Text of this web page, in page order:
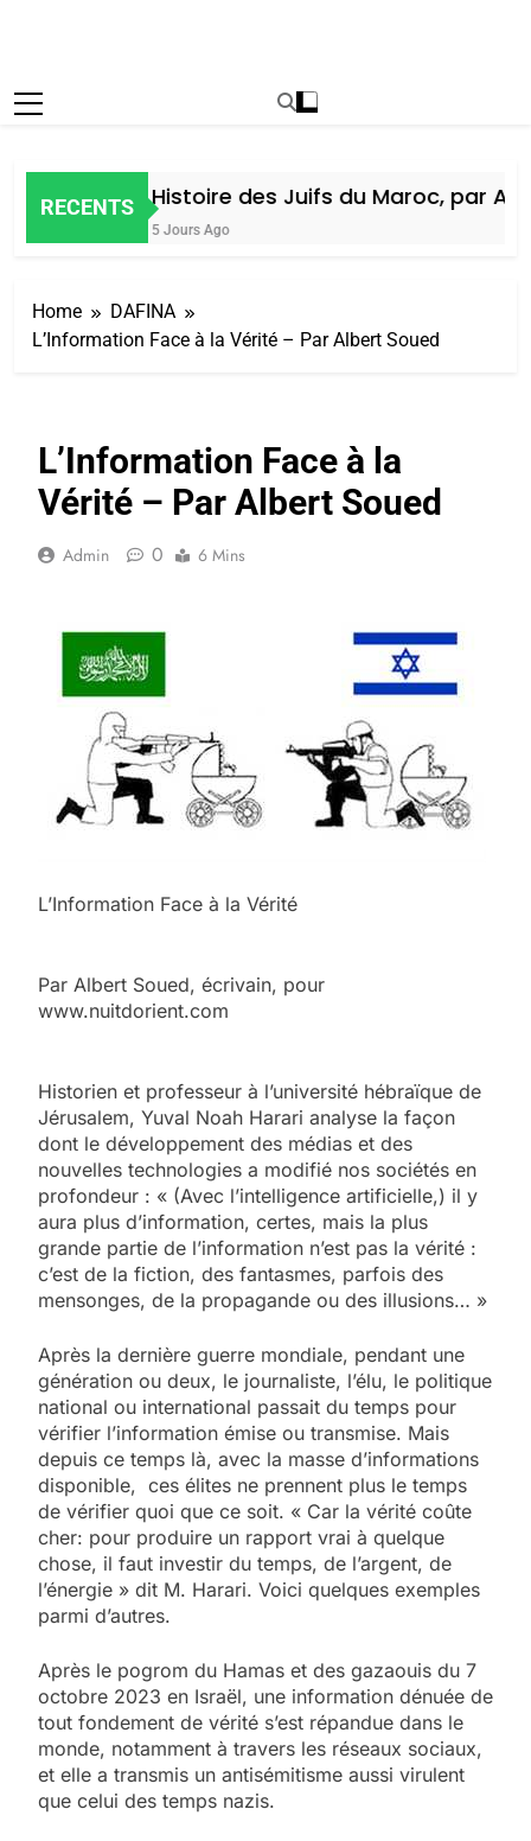
RECENTSHistoire des Juifs du Maroc, par
5 Jours Ago
Home
DAFINA
L’Information Face à la Vérité – Par Albert Soued
L’Information Face à la
Vérité – Par Albert Soued
Admin 0 6 Mins
L’Information Face à la Vérité
Par Albert Soued, écrivain, pour
www.nuitdorient.com
Historien et professeur à l’université hébraïque de
Jérusalem, Yuval Noah Harari analyse la façon
dont le développement des médias et des
nouvelles technologies a modifié nos sociétés en
profondeur : « (Avec l’intelligence artificielle,) il y
aura plus d’information, certes, mais la plus
grande partie de l’information n’est pas la vérité :
c’est de la fiction, des fantasmes, parfois des
mensonges, de la propagande ou des illusions… »
Après la dernière guerre mondiale, pendant une
génération ou deux, le journaliste, l’élu, le politique
national ou international passait du temps pour
vérifier l’information émise ou transmise. Mais
depuis ce temps là, avec la masse d’informations
disponible, ces élites ne prennent plus le temps
de vérifier quoi que ce soit. « Car la vérité coûte
cher: pour produire un rapport vrai à quelque
chose, il faut investir du temps, de l’argent, de
l’énergie » dit M. Harari. Voici quelques exemples
parmi d’autres.
Après le pogrom du Hamas et des gazaouis du 7
octobre 2023 en Israël, une information dénuée de
tout fondement de vérité s’est répandue dans le
monde, notamment à travers les réseaux sociaux,
et elle a transmis un antisémitisme aussi virulent
que celui des temps nazis.